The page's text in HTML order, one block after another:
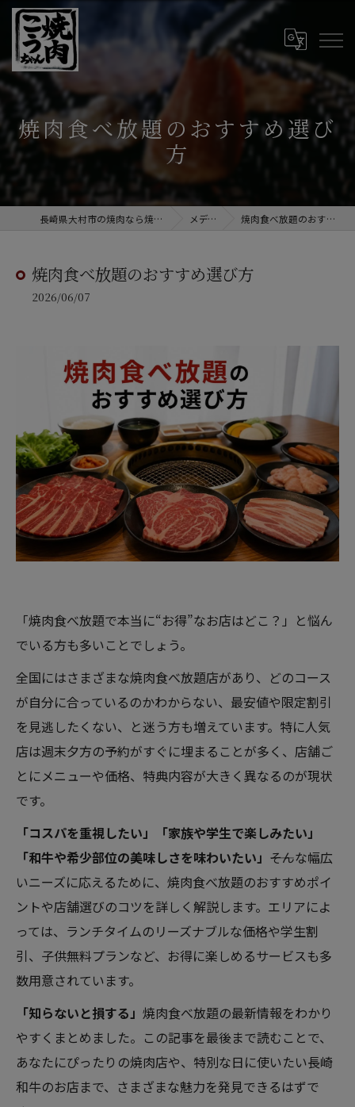
焼肉食べ放題のおすすめ選び
方
長崎県大村市の焼肉なら焼肉こうちゃん メディア 焼肉食べ放題のおすすめ選び方
焼肉食べ放題のおすすめ選び方
2026/06/07
「焼肉食べ放題で本当に“お得”なお店はどこ？」と悩ん
でいる方も多いことでしょう。
全国にはさまざまな焼肉食べ放題店があり、どのコース
が自分に合っているのかわからない、最安値や限定割引
を見逃したくない、と迷う方も増えています。特に人気
店は週末夕方の予約がすぐに埋まることが多く、店舗ご
とにメニューや価格、特典内容が大きく異なるのが現状
です。
「コスパを重視したい」「家族や学生で楽しみたい」
「和牛や希少部位の美味しさを味わいたい」 ――そんな幅広
いニーズに応えるために、焼肉食べ放題のおすすめポイ
ントや店舗選びのコツを詳しく解説します。エリアによ
っては、ランチタイムのリーズナブルな価格や学生割
引、子供無料プランなど、お得に楽しめるサービスも多
数用意されています。
「知らないと損する」 焼肉食べ放題の最新情報をわかり
やすくまとめました。この記事を最後まで読むことで、
あなたにぴったりの焼肉店や、特別な日に使いたい長崎
和牛のお店まで、さまざまな魅力を発見できるはずで